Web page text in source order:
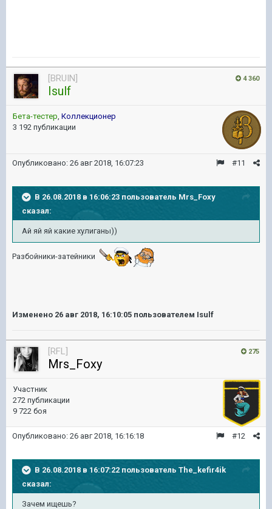
4 360
[BRUIN]
Isulf
Бета-тестер Коллекционер
3 192 публикации
#11
Опубликовано: 26 авг 2018, 16:07:23
В 26.08.2018 в 16:06:23 пользователь Mrs_Foxy
сказал:
Ай яй яй какие хулиганы))
Разбойники-затейники
Изменено 26 авг 2018, 16:10:05 пользователем Isulf
275
[RFL]
Mrs_Foxy
Участник
272 публикации
9 722 боя
#12
Опубликовано: 26 авг 2018, 16:16:18
В 26.08.2018 в 16:07:22 пользователь The_kefir4ik
сказал:
Зачем ищешь?